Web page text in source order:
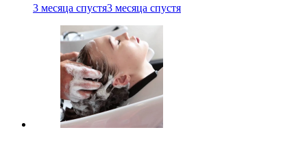
3 месяца спустя3 месяца спустя